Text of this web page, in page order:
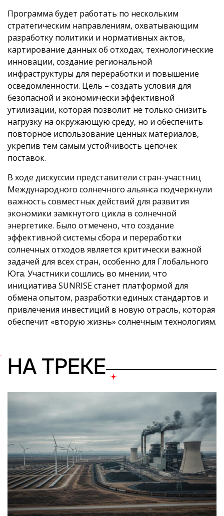
Программа будет работать по нескольким
стратегическим направлениям, охватывающим
разработку политики и нормативных актов,
картирование данных об отходах, технологические
инновации, создание региональной
инфраструктуры для переработки и повышение
осведомленности. Цель – создать условия для
безопасной и экономически эффективной
утилизации, которая позволит не только снизить
нагрузку на окружающую среду, но и обеспечить
повторное использование ценных материалов,
укрепив тем самым устойчивость цепочек
поставок.
В ходе дискуссии представители стран-участниц
Международного солнечного альянса подчеркнули
важность совместных действий для развития
экономики замкнутого цикла в солнечной
энергетике. Было отмечено, что создание
эффективной системы сбора и переработки
солнечных отходов является критически важной
задачей для всех стран, особенно для Глобального
Юга. Участники сошлись во мнении, что
инициатива SUNRISE станет платформой для
обмена опытом, разработки единых стандартов и
привлечения инвестиций в новую отрасль, которая
обеспечит «вторую жизнь» солнечным технологиям.
НА ТРЕКЕ